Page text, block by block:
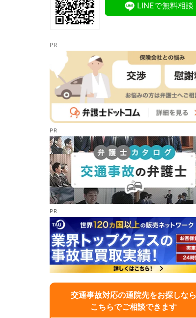
LINEで無料相談
交通事故対応の通院先をお探しなら
こちらでご相談できます